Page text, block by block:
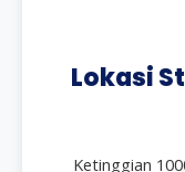
Lokasi
Ketinggian